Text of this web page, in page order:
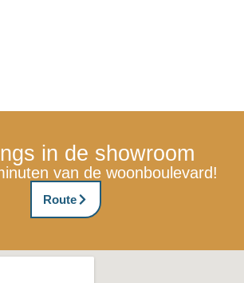
in de showroom
van de woonboulevard!
Route